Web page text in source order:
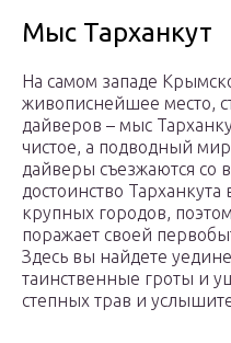
Мыс Тарханкут
На самом западе
живописнейшее место,
дайверов – мыс
чистое, а подводный мир
дайверы съезжаются со
достоинство
крупных городов,
поражает своей
Здесь вы найдете
таинственные гроты и
степных трав и